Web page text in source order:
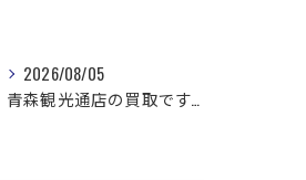
2026/08/05
青森観光通店の買取です。